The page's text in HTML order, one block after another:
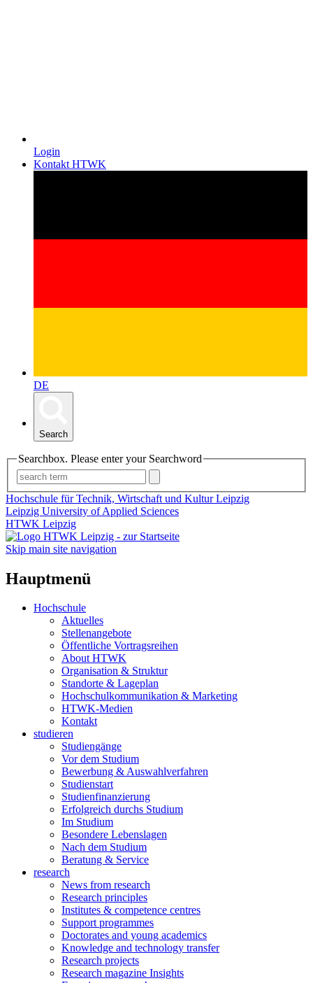
Login
Kontakt HTWK
DE
Search
Searchbox. Please enter your Searchword
Hochschule für Technik, Wirtschaft und Kultur Leipzig
Leipzig University of Applied Sciences
HTWK Leipzig
Skip main site navigation
Hauptmenü
Hochschule
Aktuelles
Stellenangebote
Öffentliche Vortragsreihen
About HTWK
Organisation & Struktur
Standorte & Lageplan
Hochschulkommunikation & Marketing
HTWK-Medien
Kontakt
studieren
Studiengänge
Vor dem Studium
Bewerbung & Auswahlverfahren
Studienstart
Studienfinanzierung
Erfolgreich durchs Studium
Im Studium
Besondere Lebenslagen
Nach dem Studium
Beratung & Service
research
News from research
Research principles
Institutes & competence centres
Support programmes
Doctorates and young academics
Knowledge and technology transfer
Research projects
Research magazine Insights